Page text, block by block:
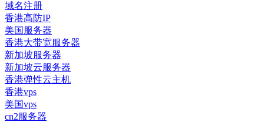
域名注册
香港高防IP
美国服务器
香港大带宽服务器
新加坡服务器
新加坡云服务器
香港弹性云主机
香港vps
美国vps
cn2服务器